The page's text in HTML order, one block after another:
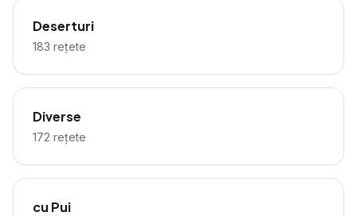
Deserturi
183 rețete
Diverse
172 rețete
cu Pui